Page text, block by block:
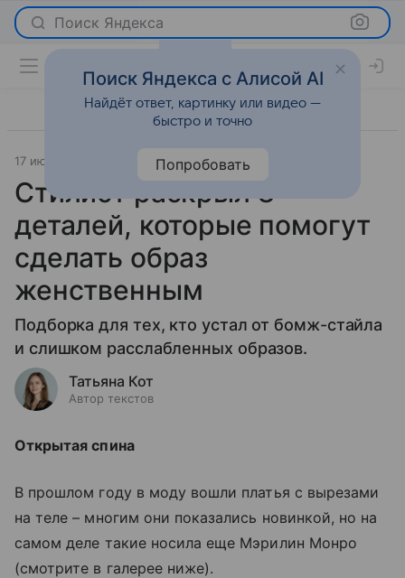
Поиск Яндекса
17 июля 2023
Стилист раскрыл 8
деталей, которые помогут
сделать образ
женственным
Подборка для тех, кто устал от бомж-стайла
и слишком расслабленных образов.
Татьяна Кот
Автор текстов
Открытая спина
В прошлом году в моду вошли платья с вырезами
на теле – многим они показались новинкой, но на
самом деле такие носила еще Мэрилин Монро
(смотрите в галерее ниже).
Поиск Яндекса с Алисой AI
Найдёт ответ, картинку или видео —
быстро и точно
Попробовать